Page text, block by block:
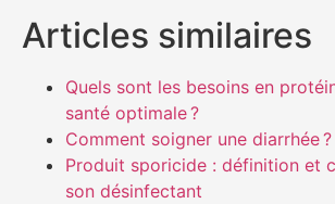
Articles similaires
Quels sont les besoins en
santé optimale ?
Comment soigner une diarrhée ?
Produit sporicide : définition et
son désinfectant